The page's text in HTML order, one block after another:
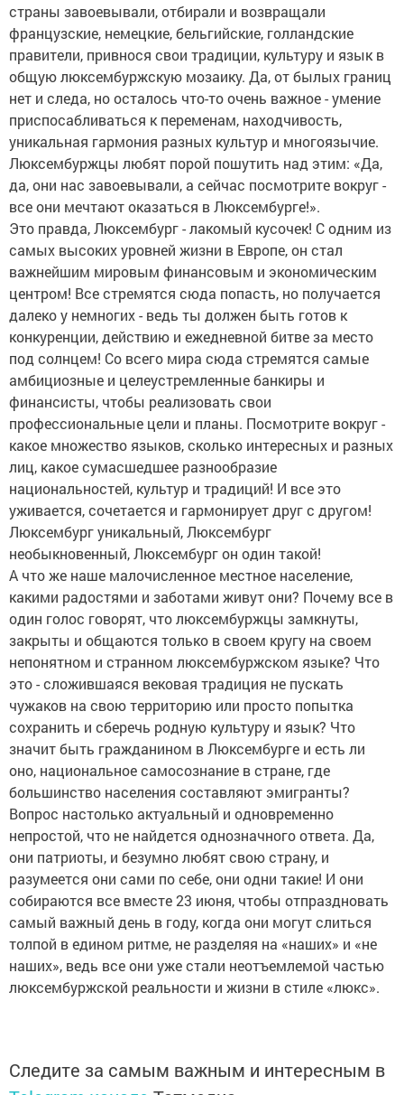
страны завоевывали, отбирали и возвращали
французские, немецкие, бельгийские, голландские
правители, привнося свои традиции, культуру и язык в
общую люксембуржскую мозаику. Да, от былых границ
нет и следа, но осталось что-то очень важное - умение
приспосабливаться к переменам, находчивость,
уникальная гармония разных культур и многоязычие.
Люксембуржцы любят порой пошутить над этим: «Да,
да, они нас завоевывали, а сейчас посмотрите вокруг -
все они мечтают оказаться в Люксембурге!».
Это правда, Люксембург - лакомый кусочек! С одним из
самых высоких уровней жизни в Европе, он стал
важнейшим мировым финансовым и экономическим
центром! Все стремятся сюда попасть, но получается
далеко у немногих - ведь ты должен быть готов к
конкуренции, действию и ежедневной битве за место
под солнцем! Со всего мира сюда стремятся самые
амбициозные и целеустремленные банкиры и
финансисты, чтобы реализовать свои
профессиональные цели и планы. Посмотрите вокруг -
какое множество языков, сколько интересных и разных
лиц, какое сумасшедшее разнообразие
национальностей, культур и традиций! И все это
уживается, сочетается и гармонирует друг с другом!
Люксембург уникальный, Люксембург
необыкновенный, Люксембург он один такой!
А что же наше малочисленное местное население,
какими радостями и заботами живут они? Почему все в
один голос говорят, что люксембуржцы замкнуты,
закрыты и общаются только в своем кругу на своем
непонятном и странном люксембуржском языке? Что
это - сложившаяся вековая традиция не пускать
чужаков на свою территорию или просто попытка
сохранить и сберечь родную культуру и язык? Что
значит быть гражданином в Люксембурге и есть ли
оно, национальное самосознание в стране, где
большинство населения составляют эмигранты?
Вопрос настолько актуальный и одновременно
непростой, что не найдется однозначного ответа. Да,
они патриоты, и безумно любят свою страну, и
разумеется они сами по себе, они одни такие! И они
собираются все вместе 23 июня, чтобы отпраздновать
самый важный день в году, когда они могут слиться
толпой в едином ритме, не разделяя на «наших» и «не
наших», ведь все они уже стали неотъемлемой частью
люксембуржской реальности и жизни в стиле «люкс».
Следите за самым важным и интересным в